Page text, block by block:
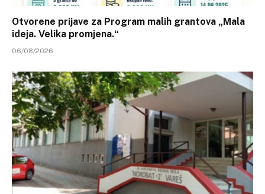
Otvorene prijave za Program malih grantova „Mala
ideja. Velika promjena.“
06/08/2026